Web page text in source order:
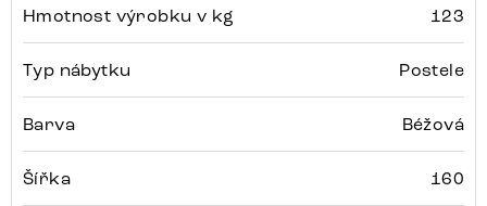
Hmotnost výrobku v kg 123
Typ nábytku Postele
Barva Béžová
Šířka 160